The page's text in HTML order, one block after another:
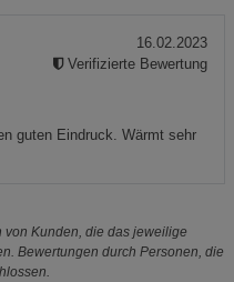
guten Eindruck. Wärmt sehr
16.02.2023
Verifizierte Bewertung
Kunden, die das jeweilige
Bewertungen durch Personen, die